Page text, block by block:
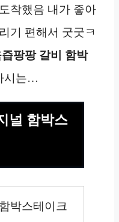
착했음 내가 좋아
기 편해서 굿굿ㅋ
즙팡팡 갈비 함박
시는…
널 함박스
박스테이크